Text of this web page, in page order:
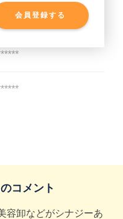
会員登録する
コメント
容卸などがシナジーあ